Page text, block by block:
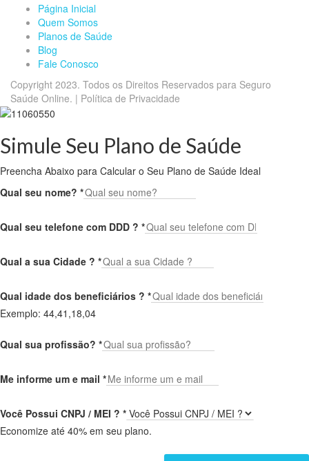
Página Inicial
Quem Somos
Planos de Saúde
Blog
Fale Conosco
Copyright 2023. Todos os Direitos Reservados para Seguro
Saúde Online. | Política de Privacidade
Simule Seu Plano de Saúde
Preencha Abaixo para Calcular o Seu Plano de Saúde Ideal
Qual seu nome? *
Qual seu telefone com DDD ? *
Qual a sua Cidade ? *
Qual idade dos beneficiários ? *
Exemplo: 44,41,18,04
Qual sua profissão? *
Me informe um e mail *
Você Possui CNPJ / MEI ? *
Economize até 40% em seu plano.